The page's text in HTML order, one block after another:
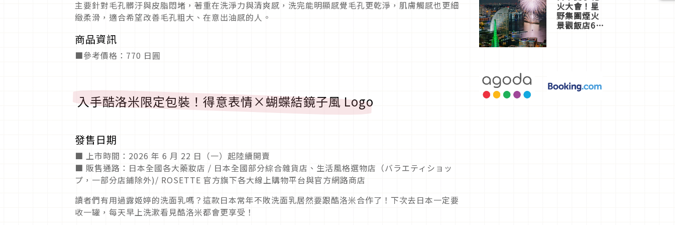
主要針對毛孔髒汙與皮脂悶堵，著重在洗淨力與清爽感，洗完能明顯感覺毛孔更乾淨，肌膚觸感也更細
緻柔滑，適合希望改善毛孔粗大、在意出油感的人。
商品資訊
■參考價格：770 日圓
入手酷洛米限定包裝！得意表情×蝴蝶結鏡子風 Logo
發售日期
■ 上市時間：2026 年 6 月 22 日（一）起陸續開賣
■ 販售通路：日本全國各大藥妝店 / 日本全國部分綜合雜貨店、生活風格選物店（バラエティショッ
プ，一部分店鋪除外)/ ROSETTE 官方旗下各大線上購物平台與官方網路商店
讀者們有用過露姬婷的洗面乳嗎？這款日本常年不敗洗面乳居然要跟酷洛米合作了！下次去日本一定要
收一罐，每天早上洗漱看見酷洛米都會更享受！
火大會！星
野集團煙火
景觀飯店6